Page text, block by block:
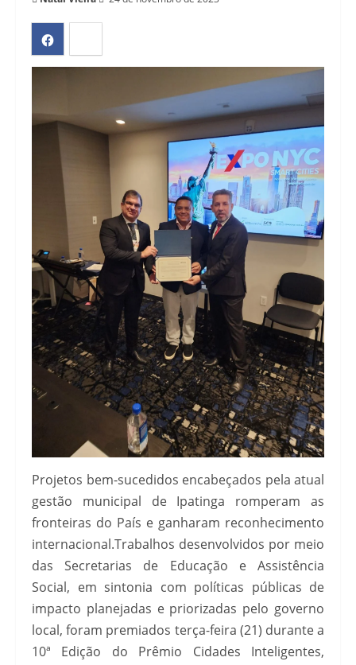
Projetos bem-sucedidos encabeçados pela atual
gestão municipal de Ipatinga romperam as
fronteiras do País e ganharam reconhecimento
internacional.Trabalhos desenvolvidos por meio
das Secretarias de Educação e Assistência
Social, em sintonia com políticas públicas de
impacto planejadas e priorizadas pelo governo
local, foram premiados terça-feira (21) durante a
10ª Edição do Prêmio Cidades Inteligentes,